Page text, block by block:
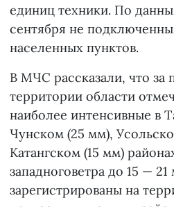
единиц техники. По
сентября не
населенных пунктов.
В МЧС рассказали, что за
территории области
наиболее интенсивные в
Чунском (25 мм),
Катангском (15 мм)
западноговетра до 15 —
зарегистрированы на